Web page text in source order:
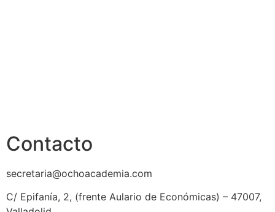
Contacto
secretaria@ochoacademia.com
C/ Epifanía, 2, (frente Aulario de Económicas) – 47007,